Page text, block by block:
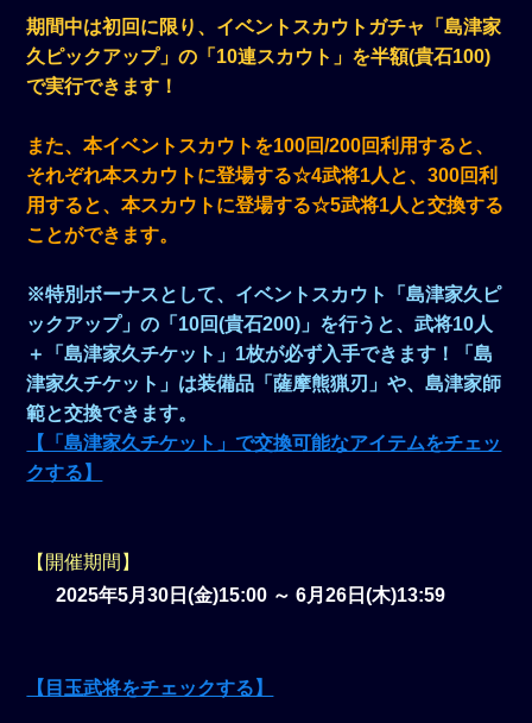
期間中は初回に限り、イベントスカウトガチャ「島津家
久ピックアップ」の「10連スカウト」を半額(貴石100)
で実行できます！
また、本イベントスカウトを100回/200回利用すると、
それぞれ本スカウトに登場する☆4武将1人と、300回利
用すると、本スカウトに登場する☆5武将1人と交換する
ことができます。
※特別ボーナスとして、イベントスカウト「島津家久ピ
ックアップ」の「10回(貴石200)」を行うと、武将10人
＋「島津家久チケット」1枚が必ず入手できます！「島
津家久チケット」は装備品「薩摩熊猟刃」や、島津家師
範と交換できます。
【「島津家久チケット」で交換可能なアイテムをチェッ
クする】
【開催期間】
2025年5月30日(金)15:00 ～ 6月26日(木)13:59
【目玉武将をチェックする】